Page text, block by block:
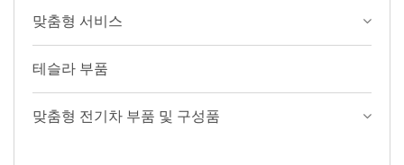
맞춤형 서비스
테슬라 부품
맞춤형 전기차 부품 및 구성품